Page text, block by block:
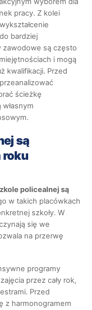
pracy. Z kolei
bardziej
zawodowe są często
i mogą
kwalifikacji. Przed
ścieżkę
są
roku
policealnej są
w takich placówkach
szkoły. W
się we
na przerwę
programy
przez cały rok,
Przed
z harmonogramem